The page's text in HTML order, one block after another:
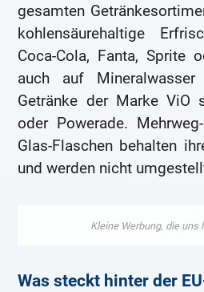
gesamten
kohlensäurehaltige
Coca-Cola, Fanta, Sprite
auch auf
Getränke der Marke ViO
oder Powerade.
Glas-Flaschen behalten
und werden nicht
Was steckt hinter der